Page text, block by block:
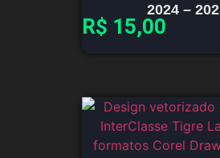
2024 –
R$ 15,00